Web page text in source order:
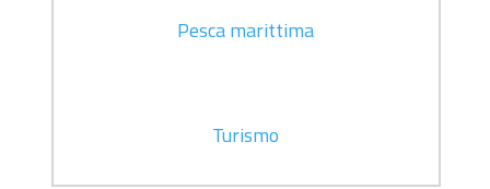
Pesca marittima
Turismo